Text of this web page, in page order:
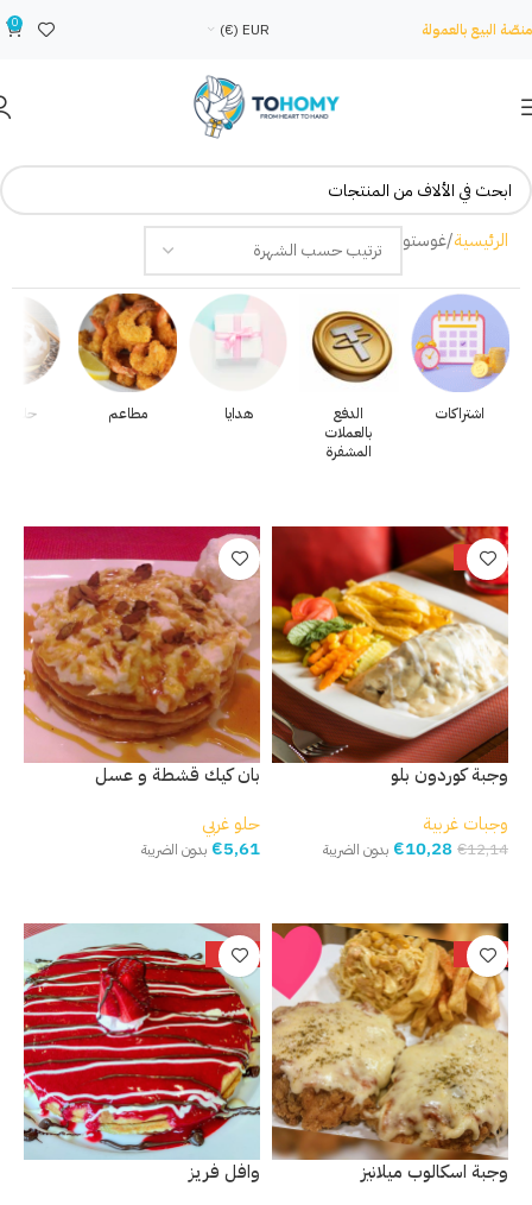
منصّة البيع بالعمولة EUR (€)
0
الرئيسية غوستو
اشتراكات
الدفع
بالعملات
المشفرة
هدايا مطاعم
-15%
وجبة كوردون بلو
وجبات غربية
€12,14
€10,28 بدون الضريبة
بان كيك قشطة و عسل
حلو غربي
€5,61 بدون الضريبة
-15%
وجبة اسكالوب ميلانيز
-19%
وافل فريز